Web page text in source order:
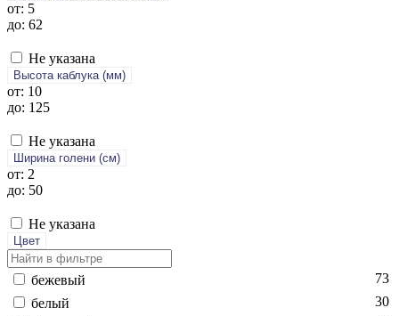
от: 5
до: 62
Не указана
Высота каблука (мм)
от: 10
до: 125
Не указана
Ширина голени (см)
от: 2
до: 50
Не указана
Цвет
бе­жевый
73
бе­лый
30